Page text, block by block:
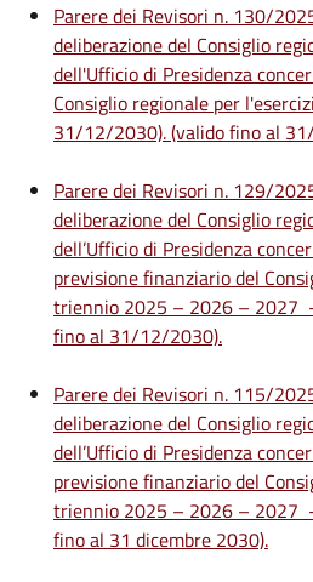
Parere dei Revisori n. 130/
deliberazione del Consiglio
dell'Ufficio di Presidenza
Consiglio regionale per
31/12/2030). (valido fino al
Parere dei Revisori n. 129/
deliberazione del Consiglio
dell’Ufficio di Presidenza
previsione finanziario del
triennio 2025 – 2026 – 2027 -
fino al 31/12/2030).
Parere dei Revisori n. 115/
deliberazione del Consiglio
dell’Ufficio di Presidenza
previsione finanziario del
triennio 2025 – 2026 – 2027
fino al 31 dicembre 2030).